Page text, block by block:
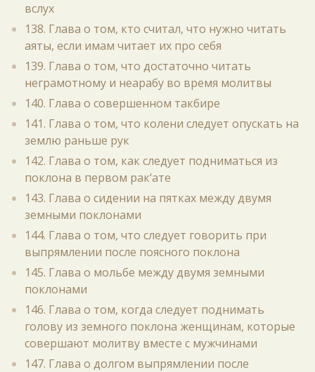
вслух
138. Глава о том, кто считал, что нужно читать
аяты, если имам читает их про себя
139. Глава о том, что достаточно читать
неграмотному и неарабу во время молитвы
140. Глава о совершенном такбире
141. Глава о том, что колени следует опускать на
землю раньше рук
142. Глава о том, как следует подниматься из
поклона в первом рак‘ате
143. Глава о сидении на пятках между двумя
земными поклонами
144. Глава о том, что следует говорить при
выпрямлении после поясного поклона
145. Глава о мольбе между двумя земными
поклонами
146. Глава о том, когда следует поднимать
голову из земного поклона женщинам, которые
совершают молитву вместе с мужчинами
147. Глава о долгом выпрямлении после